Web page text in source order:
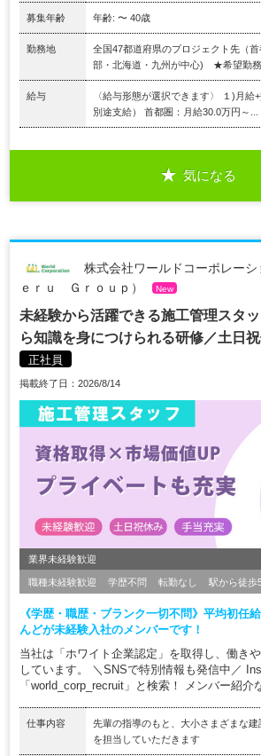
募集年齢 年齢: 〜 40歳
勤務地
全国47都道府県のプロジェクト先（
部・北海道・九州が中心) ★希望勤
給与
〈給与形態が選択できます〉 １)月給
別途支給） 首都圏：月給30.0万円～...
気になる
株式会社ワールドコーポレーシ
ｅｒｕ Ｇｒｏｕｐ）
New
未経験から活躍できる施工管理スタ
ら知識を身につけられる研修／土日
正社員
掲載終了日：2026/8/14
業界未経験歓迎
職種未経験歓迎 学歴不問 転勤なし 駅から徒歩
《学歴・職歴・ブランク一切不問》平均初任
んどが未経験入社のメンバーです！
当社は「ホワイト企業認定」を取得し、働き
しています。 ＼SNSで特別情報も発信中／
「world_corp_recruit」と検索！ メンバー紹介
仕事内容
先輩の指導のもと、大小さまざまな
を担当していただきます